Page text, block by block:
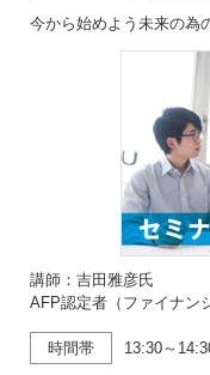
今から始めよう未来の
講師：吉田雅彦氏
AFP認定者（ファイナン
時間帯 13:30～